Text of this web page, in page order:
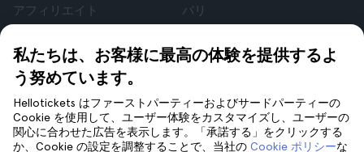
私たちは、お客様に最高の体験を提供するよ
う努めています。
Hellotickets はファーストパーティーおよびサードパーティーの
Cookie を使用して、ユーザー体験をカスタマイズし、ユーザーの
関心に合わせた広告を表示します。「承諾する」をクリックする
か、Cookie の設定を調整することで、当社の Cookie ポリシーな
アフィリエイト
個人情報保護方針
利用規約
法律相談
cookie
パリ
グラナダ